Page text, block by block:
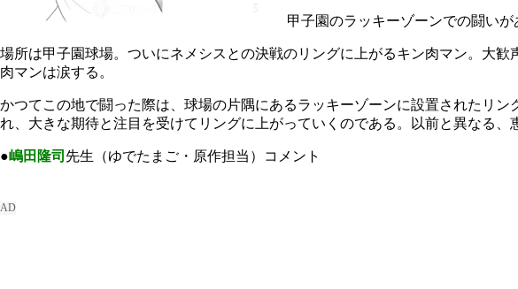
甲子園のラッキーゾーンでの闘いが
場所は甲子園球場。ついにネメシスとの決戦のリングに上がるキン肉マン。大
肉マンは涙する。
かつてこの地で闘った際は、球場の片隅にあるラッキーゾーンに設置されたリ
れ、大きな期待と注目を受けてリングに上がっていくのである。以前と異なる、
●嶋田隆司 先生（ゆでたまご・原作担当）コメント